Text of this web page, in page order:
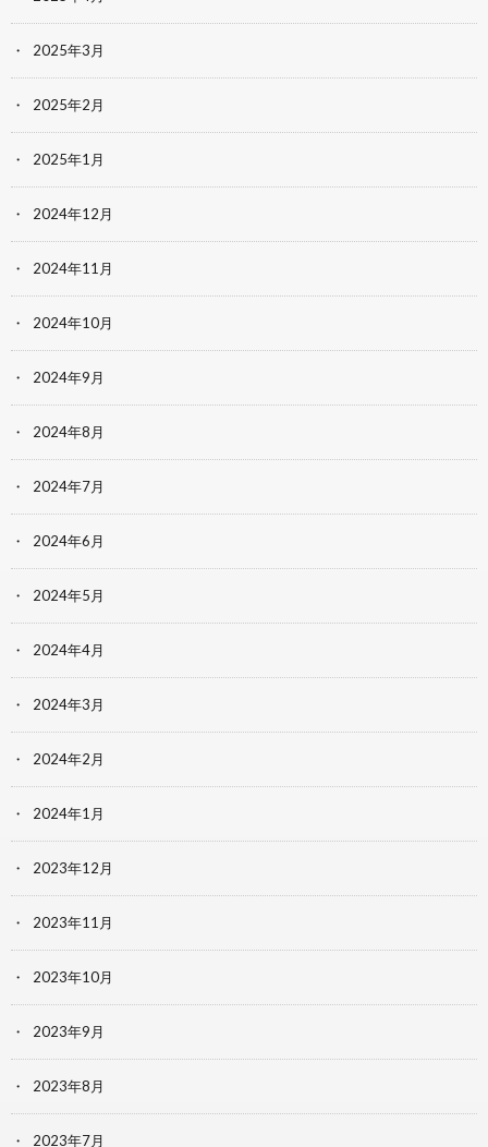
2025年3月
2025年2月
2025年1月
2024年12月
2024年11月
2024年10月
2024年9月
2024年8月
2024年7月
2024年6月
2024年5月
2024年4月
2024年3月
2024年2月
2024年1月
2023年12月
2023年11月
2023年10月
2023年9月
2023年8月
2023年7月